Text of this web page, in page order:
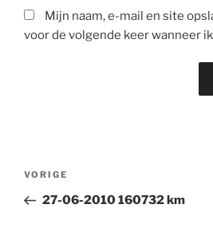
Mijn naam, e-mail en site
voor de volgende keer wanneer
Bericht
Vorig
bericht
VORIGE
27-06-2010 160732 km